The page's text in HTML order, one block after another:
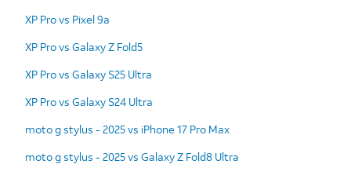
XP Pro vs Pixel 9a
XP Pro vs Galaxy Z Fold5
XP Pro vs Galaxy S25 Ultra
XP Pro vs Galaxy S24 Ultra
moto g stylus - 2025 vs iPhone 17 Pro Max
moto g stylus - 2025 vs Galaxy Z Fold8 Ultra